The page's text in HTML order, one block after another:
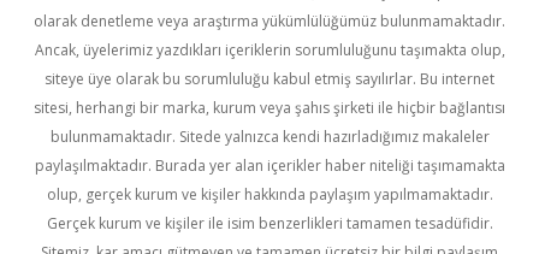
olarak denetleme veya araştırma yükümlülüğümüz bulunmamaktadır.
Ancak, üyelerimiz yazdıkları içeriklerin sorumluluğunu taşımakta olup,
siteye üye olarak bu sorumluluğu kabul etmiş sayılırlar. Bu internet
sitesi, herhangi bir marka, kurum veya şahıs şirketi ile hiçbir bağlantısı
bulunmamaktadır. Sitede yalnızca kendi hazırladığımız makaleler
paylaşılmaktadır. Burada yer alan içerikler haber niteliği taşımamakta
olup, gerçek kurum ve kişiler hakkında paylaşım yapılmamaktadır.
Gerçek kurum ve kişiler ile isim benzerlikleri tamamen tesadüfidir.